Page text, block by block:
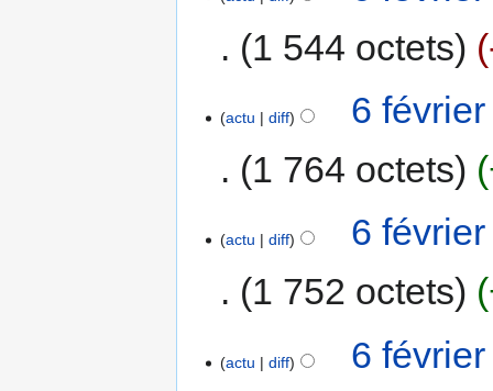
1 544 octets
actu diff
6
1 764 octets
actu diff
6
1 752 octets
actu diff
6